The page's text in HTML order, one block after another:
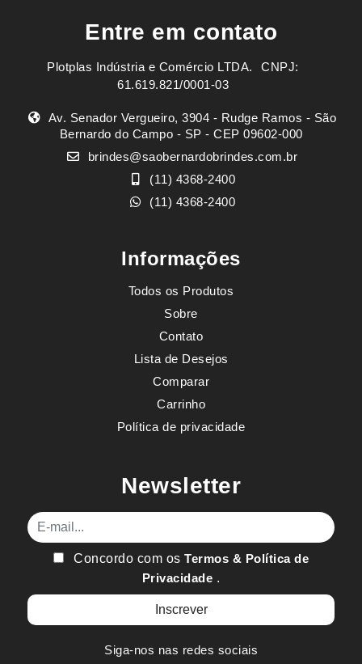
Entre em contato
Plotplas Indústria e Comércio LTDA. ㅤㅤㅤ CNPJ:
61.619.821/0001-03
Av. Senador Vergueiro, 3904 - Rudge Ramos - São
Bernardo do Campo - SP - CEP 09602-000
brindes@saobernardobrindes.com.br
(11) 4368-2400
(11) 4368-2400
Informações
Todos os Produtos
Sobre
Contato
Lista de Desejos
Comparar
Carrinho
Política de privacidade
Newsletter
E-mail
Concordo com osTermos & Política de
Privacidade .
Siga-nos nas redes sociais